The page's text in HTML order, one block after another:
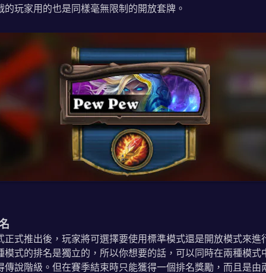
的玩家用的也是同樣毫無限制的開放套牌。
正式推出後，玩家將可選擇要使用標準模式還是開放模式來進
模式的排名是獨立的，所以你想要的話，可以同時在兩種模式
傳說階級。但在賽季結束時只能獲得一個排名獎勵，而且是由